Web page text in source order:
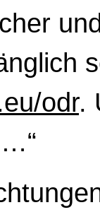
odr.